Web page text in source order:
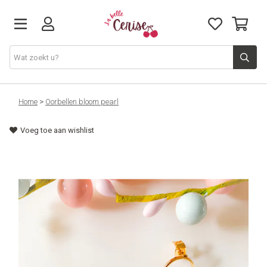
Just arrived
Juwelen & Accessoires
Lifestyle & Gifts
Cadeaubon
Home > Oorbellen bloom pearl
Voeg toe aan wishlist